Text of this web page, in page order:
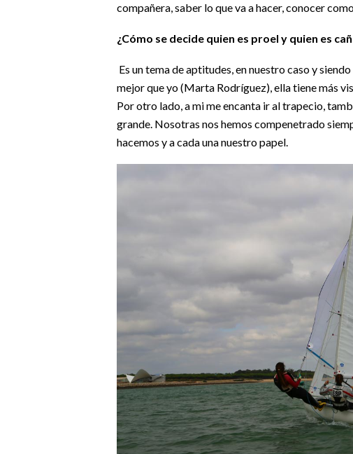
compañera, saber lo que va a hacer, conocer
¿Cómo se decide quien es proel y quien es
Es un tema de aptitudes, en nuestro caso y
mejor que yo (Marta Rodríguez), ella tiene más
Por otro lado, a mi me encanta ir al trapecio,
grande. Nosotras nos hemos compenetrado
hacemos y a cada una nuestro papel.